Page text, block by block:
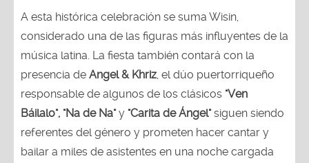
A esta histórica celebración se suma Wisin,
considerado una de las figuras más influyentes de la
música latina. La fiesta también contará con la
presencia de Angel & Khriz, el dúo puertorriqueño
responsable de algunos de los clásicos "Ven
Báilalo", "Na de Na"y "Carita de Ángel"siguen siendo
referentes del género y prometen hacer cantar y
bailar a miles de asistentes en una noche cargada